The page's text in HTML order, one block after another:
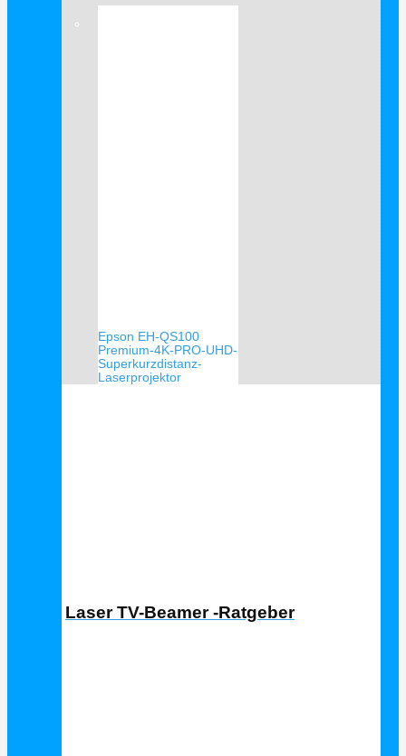
Epson EH-QS100
Premium-4K-PRO-UHD-
Superkurzdistanz-
Laserprojektor
Laser TV-Beamer -Ratgeber